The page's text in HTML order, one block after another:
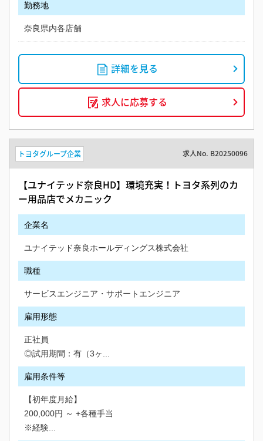
勤務地
奈良県内各店舗
詳細を見る
求人に応募する
トヨタグループ企業 求人No. B20250096
【ユナイテッド奈良HD】環境充実！トヨタ系列のカ
ー用品店でメカニック
企業名
ユナイテッド奈良ホールディングス株式会社
職種
サービスエンジニア・サポートエンジニア
雇用形態
正社員
◎試用期間：有（3ヶ...
雇用条件等
【初年度月給】
200,000円 ～ +各種手当
※経験...